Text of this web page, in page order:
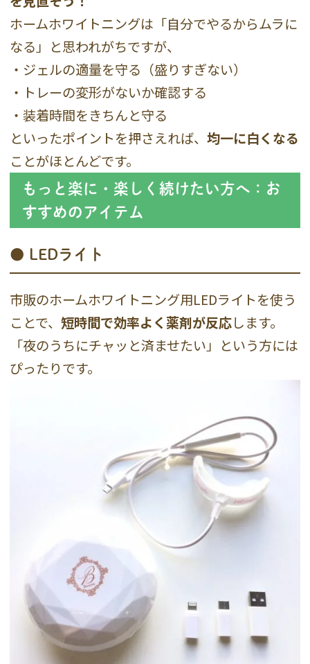
ホームホワイトニングは「自分でやるからムラに
なる」と思われがちですが、
・ジェルの適量を守る（盛りすぎない）
・トレーの変形がないか確認する
・装着時間をきちんと守る
といったポイントを押さえれば、均一に白くなる
ことがほとんどです。
もっと楽に・楽しく続けたい方へ：お
すすめのアイテム
● LEDライト
市販のホームホワイトニング用LEDライトを使う
ことで、短時間で効率よく薬剤が反応します。
「夜のうちにチャッと済ませたい」という方には
ぴったりです。